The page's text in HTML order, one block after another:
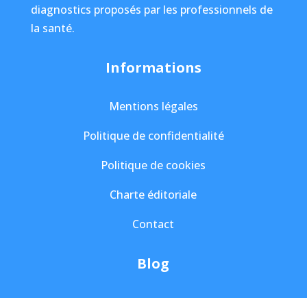
diagnostics proposés par les professionnels de
la santé.
Informations
Mentions légales
Politique de confidentialité
Politique de cookies
Charte éditoriale
Contact
Blog